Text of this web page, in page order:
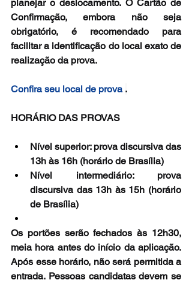
planejar o deslocamento. O Cartão de
Confirmação, embora não seja
obrigatório, é recomendado para
facilitar a identificação do local exato de
realização da prova.
Confira seu local de prova .
HORÁRIO DAS PROVAS
Nível superior: prova discursiva das
13h às 16h (horário de Brasília)
Nível intermediário: prova
discursiva das 13h às 15h (horário
de Brasília)
Os portões serão fechados às 12h30,
meia hora antes do início da aplicação.
Após esse horário, não será permitida a
entrada. Pessoas candidatas devem se